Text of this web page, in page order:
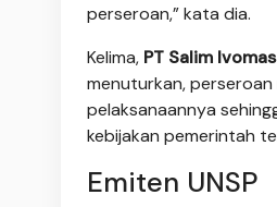
perseroan,” kata dia.
Kelima, PT Salim
menuturkan,
pelaksanaannya
kebijakan pemerintah
Emiten UNSP